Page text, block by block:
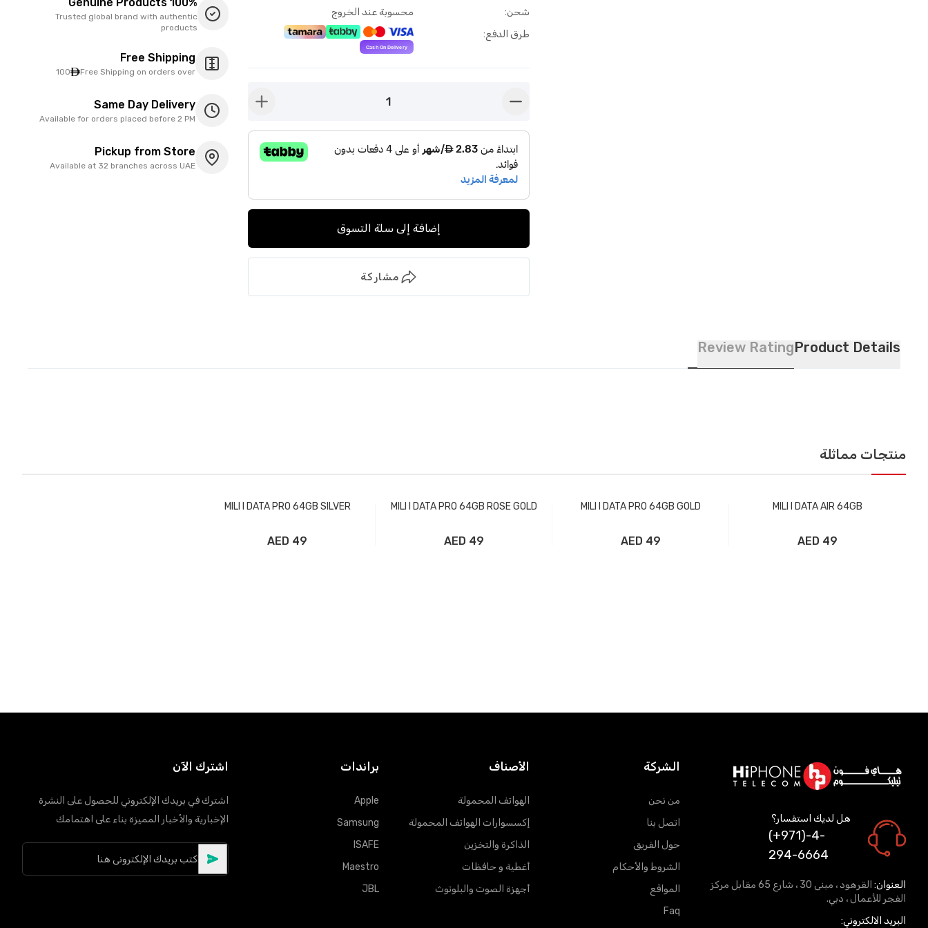
شحن:
محسوبة عند الخروج
طرق الدفع:
1
button-plus
إضافة إلى سلة التسوق
مشاركة
Trusted global brand with authentic
products
Free Shipping
Free Shipping on orders over
100
Same Day Delivery
Available for orders placed before 2 PM
Pickup from Store
Available at 32 branches across UAE
Product Details
Review Rating
منتجات مماثلة
MILI I DATA AIR 64GB
49 AED
MILI I DATA PRO 64GB GOLD
49 AED
MILI I DATA PRO 64GB ROSE GOLD
49 AED
MILI I DATA PRO 64GB SILVER
49 AED
هل لديك استفسار؟
(+971)-4-
294-6664
العنوان:
القرهود ، مبنى 30 ، شارع 65 مقابل مركز
الفجر للأعمال ، دبي.
البريد الالكتروني:
الشركة
من نحن
اتصل بنا
حول الفريق
الشروط والأحكام
المواقع
Faq
الأصناف
الهواتف المحمولة
إكسسوارات الهواتف المحمولة
الذاكرة والتخزين
أغطية و حافظات
أجهزة الصوت والبلوتوث
براندات
Apple
Samsung
ISAFE
Maestro
JBL
اشترك الآن
اشترك في بريدك الإلكتروني للحصول على النشرة
الإخبارية والأخبار المميزة بناء على اهتمامك